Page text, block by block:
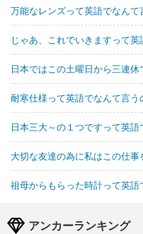
万能なレンズって英語でなんて
じゃあ、これでいきますって英
日本ではこの土曜日から三連
耐寒仕様って英語でなんて言う
日本三大～の１つですって英語
大切な友達の為に私はこの仕
祖母からもらった時計って英語
アンカーランキング